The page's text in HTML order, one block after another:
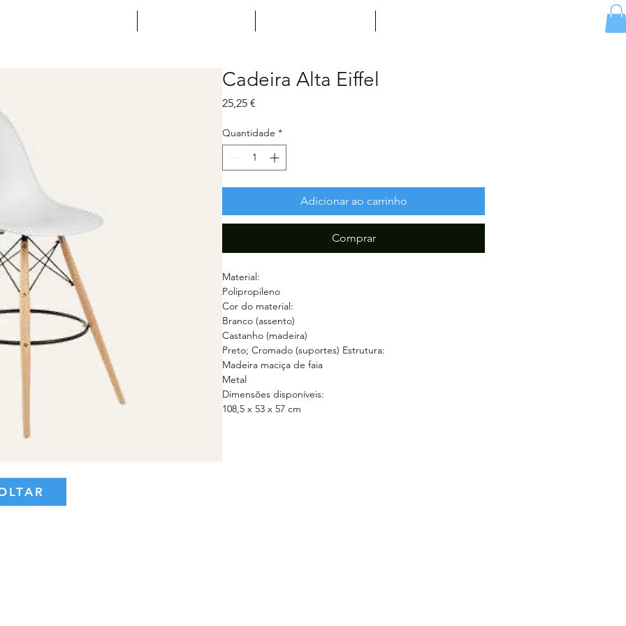
Cadeira Alta Eiffel
25,25 €
Quantidade *
Adicionar ao carrinho
Comprar
Material:
Polipropileno
Cor do material:
Branco (assento)
Castanho (madeira)
Preto; Cromado (suportes) Estrutura:
Madeira maciça de faia
Metal
Dimensões disponíveis:
108,5 x 53 x 57 cm